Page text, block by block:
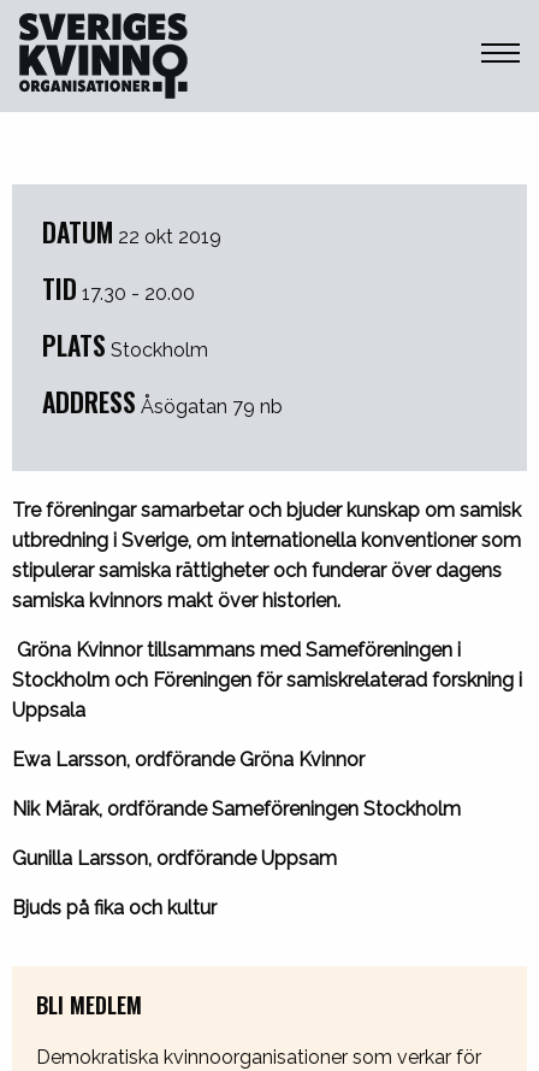
Sveriges Kvinnoorganisationer
DATUM 22 okt 2019
TID 17.30 - 20.00
PLATS Stockholm
ADDRESS Åsögatan 79 nb
Tre föreningar samarbetar och bjuder kunskap om samisk
utbredning i Sverige, om internationella konventioner som
stipulerar samiska rättigheteroch funderar över dagens
samiska kvinnors makt över historien.
Gröna Kvinnor tillsammans med Sameföreningen i
Stockholm och Föreningen för samiskrelaterad forskning i
Uppsala
Ewa Larsson, ordförande Gröna Kvinnor
Nik Märak, ordförande Sameföreningen Stockholm
Gunilla Larsson, ordförande Uppsam
Bjuds på fika och kultur
BLI MEDLEM
Demokratiska kvinnoorganisationer som verkar för